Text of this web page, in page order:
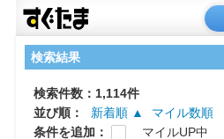
検索結果
検索件数：1,114件
並び順：
新着順 ▲
マイル数順
条件を追加：
マイルUP中